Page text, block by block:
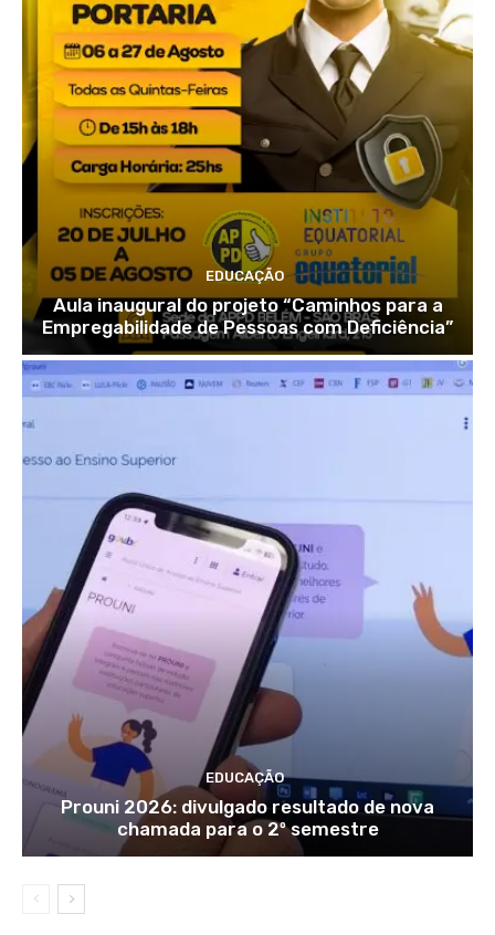
EDUCAÇÃO
Aula inaugural do projeto “Caminhos para a
Empregabilidade de Pessoas com Deficiência”
EDUCAÇÃO
Prouni 2026: divulgado resultado de nova
chamada para o 2º semestre